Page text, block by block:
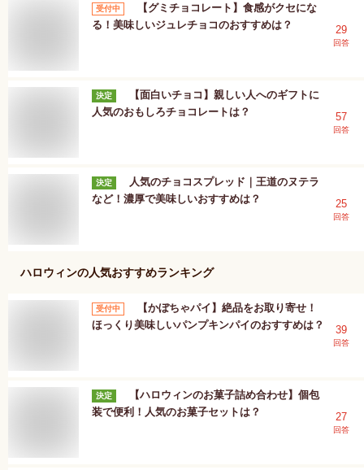
受付中
【グミチョコレート】食感がクセにな
る！美味しいジュレチョコのおすすめは？
29
回答
決定
【面白いチョコ】親しい人へのギフトに
人気のおもしろチョコレートは？
57
回答
決定
人気のチョコスプレッド｜王道のヌテラ
など！濃厚で美味しいおすすめは？
25
回答
ハロウィンの人気おすすめランキング
受付中
【かぼちゃパイ】絶品をお取り寄せ！
ほっくり美味しいパンプキンパイのおすすめは？
39
回答
決定
【ハロウィンのお菓子詰め合わせ】個包
装で便利！人気のお菓子セットは？
27
回答